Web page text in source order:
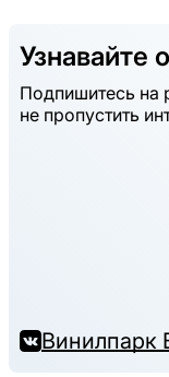
Узнавайте
Подпишитесь на
не пропустить
Винилпарк